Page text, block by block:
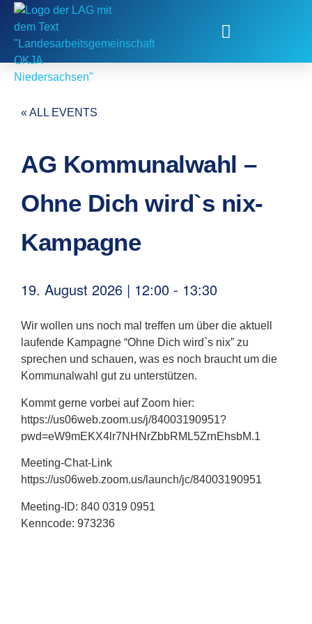
« ALL EVENTS
AG Kommunalwahl –
Ohne Dich wird`s nix-
Kampagne
19. August 2026 | 12:00 - 13:30
Wir wollen uns noch mal treffen um über die aktuell
laufende Kampagne “Ohne Dich wird`s nix” zu
sprechen und schauen, was es noch braucht um die
Kommunalwahl gut zu unterstützen.
Kommt gerne vorbei auf Zoom hier:
https://us06web.zoom.us/j/84003190951?
pwd=eW9mEKX4lr7NHNrZbbRML5ZrnEhsbM.1
Meeting-Chat-Link
https://us06web.zoom.us/launch/jc/84003190951
Meeting-ID: 840 0319 0951
Kenncode: 973236